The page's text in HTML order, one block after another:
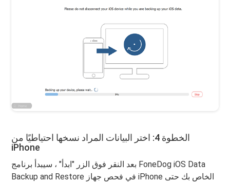
الخطوة 4: اختر البيانات المراد نسخها احتياطيًا من
iPhone
بعد النقر فوق الزر "ابدأ" ، سيبدأ برنامج FoneDog iOS Data
Backup and Restore في فحص جهاز iPhone الخاص بك حتى